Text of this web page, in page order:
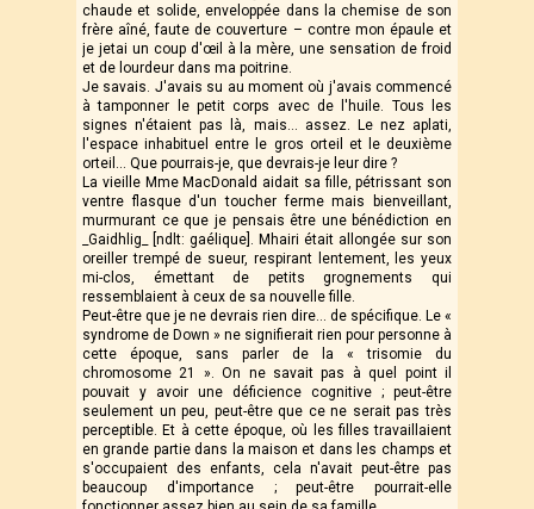
chaude et solide, enveloppée dans la chemise de son
frère aîné, faute de couverture – contre mon épaule et
je jetai un coup d'œil à la mère, une sensation de froid
et de lourdeur dans ma poitrine.
Je savais. J'avais su au moment où j'avais commencé
à tamponner le petit corps avec de l'huile. Tous les
signes n'étaient pas là, mais… assez. Le nez aplati,
l'espace inhabituel entre le gros orteil et le deuxième
orteil… Que pourrais-je, que devrais-je leur dire ?
La vieille Mme MacDonald aidait sa fille, pétrissant son
ventre flasque d'un toucher ferme mais bienveillant,
murmurant ce que je pensais être une bénédiction en
_Gaidhlig_ [ndlt: gaélique]. Mhairi était allongée sur son
oreiller trempé de sueur, respirant lentement, les yeux
mi-clos, émettant de petits grognements qui
ressemblaient à ceux de sa nouvelle fille.
Peut-être que je ne devrais rien dire… de spécifique. Le «
syndrome de Down » ne signifierait rien pour personne à
cette époque, sans parler de la « trisomie du
chromosome 21 ». On ne savait pas à quel point il
pouvait y avoir une déficience cognitive ; peut-être
seulement un peu, peut-être que ce ne serait pas très
perceptible. Et à cette époque, où les filles travaillaient
en grande partie dans la maison et dans les champs et
s'occupaient des enfants, cela n'avait peut-être pas
beaucoup d'importance ; peut-être pourrait-elle